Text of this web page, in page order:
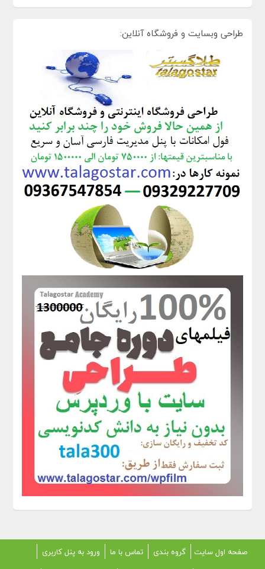
طراحی وبسایت و فروشگاه آنلاین:
صفحه اول سایت گروه بندی تماس با ما
ورود به پنل کاربری